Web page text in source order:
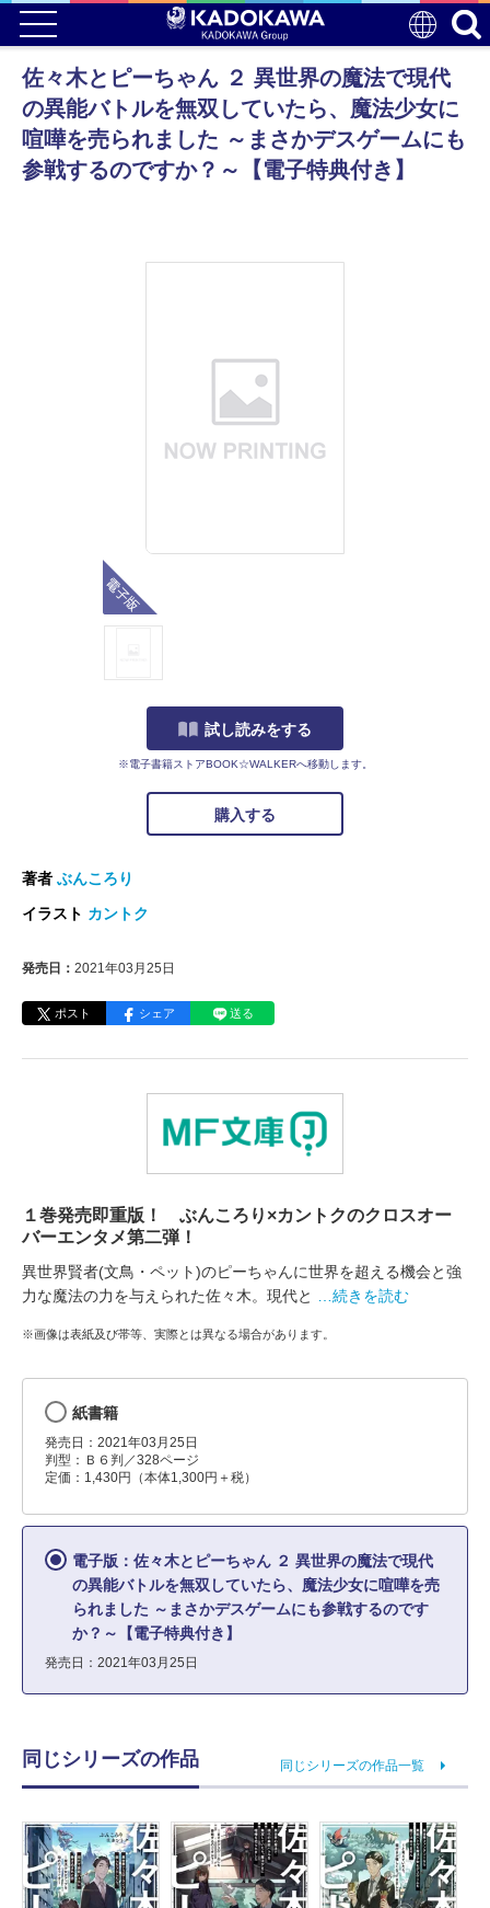
佐々木とピーちゃん ２ 異世界の魔法で現代
の異能バトルを無双していたら、魔法少女に
喧嘩を売られました ～まさかデスゲームにも
参戦するのですか？～【電子特典付き】
試し読みをする
※電子書籍ストアBOOK☆WALKERへ移動します。
購入する
著者 ぶんころり
イラスト カントク
発売日： 2021年03月25日
ポスト シェア 送る
１巻発売即重版！ ぶんころり×カントクのクロスオー
バーエンタメ第二弾！
異世界賢者(文鳥・ペット)のピーちゃんに世界を超える機会と強
力な魔法の力を与えられた佐々木。現代と
…続きを読む
※画像は表紙及び帯等、実際とは異なる場合があります。
紙書籍
発売日：2021年03月25日
判型：Ｂ６判／328ページ
定価：1,430円（本体1,300円＋税）
電子版：佐々木とピーちゃん ２ 異世界の魔法で現代
の異能バトルを無双していたら、魔法少女に喧嘩を売
られました ～まさかデスゲームにも参戦するのです
か？～【電子特典付き】
発売日：2021年03月25日
同じシリーズの作品 同じシリーズの作品一覧